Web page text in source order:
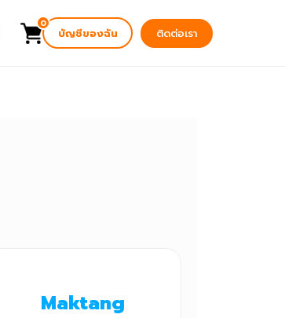
0
บัญชีของฉัน ติดต่อเรา
Maktang